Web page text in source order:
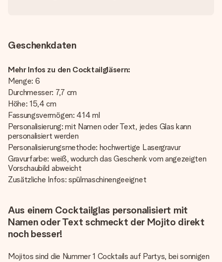
Geschenkdaten
Mehr Infos zu den Cocktailgläsern:
Menge: 6
Durchmesser: 7,7 cm
Höhe: 15,4 cm
Fassungsvermögen: 414 ml
Personalisierung: mit Namen oder Text, jedes Glas kann
personalisiert werden
Personalisierungsmethode: hochwertige Lasergravur
Gravurfarbe: weiß, wodurch das Geschenk vom angezeigten
Vorschaubild abweicht
Zusätzliche Infos: spülmaschinengeeignet
Aus einem Cocktailglas personalisiert mit
Namen oder Text schmeckt der Mojito direkt
noch besser!
Mojitos sind die Nummer 1 Cocktails auf Partys, bei sonnigen